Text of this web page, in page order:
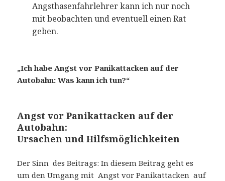
Angsthasenfahrlehrer kann ich nur noch
mit beobachten und eventuell einen Rat
geben.
„Ich habe Angst vor Panikattacken auf der
Autobahn: Was kann ich tun?“
Angst vor Panikattacken auf der
Autobahn:
Ursachen und Hilfsmöglichkeiten
Der Sinn des Beitrags: In diesem Beitrag geht es
um den Umgang mit Angst vor Panikattacken auf